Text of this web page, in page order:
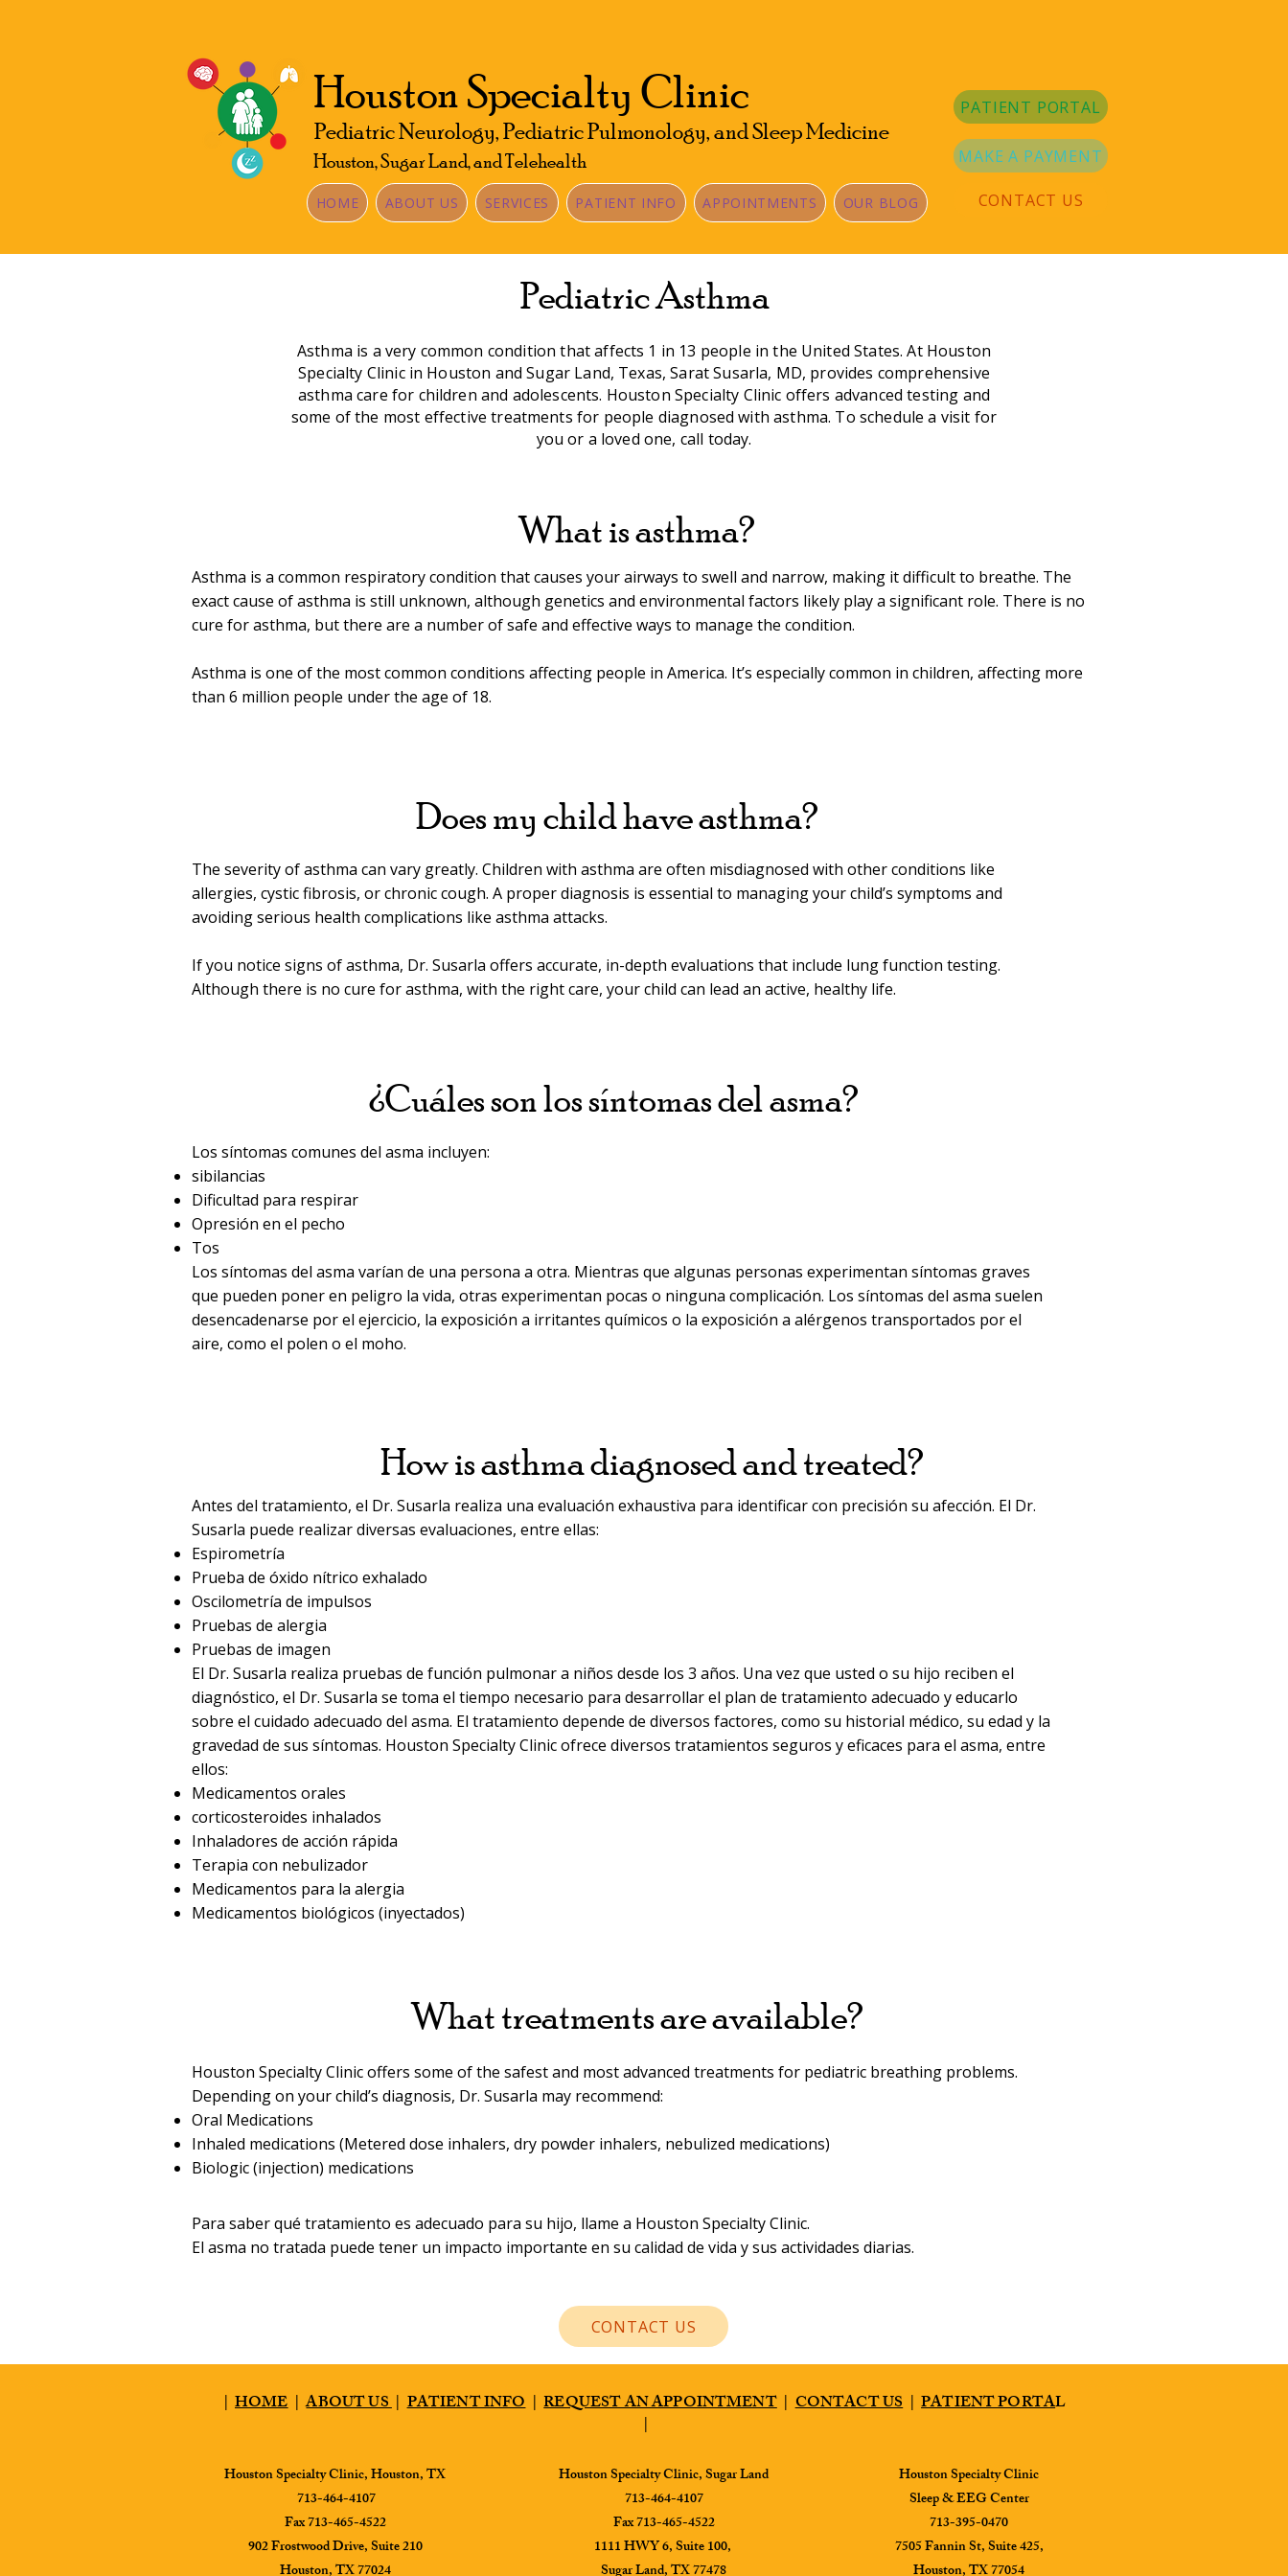
Houston Specialty Clinic
Pediatric Neurology, Pediatric Pulmonology, and Sleep Medicine
Houston, Sugar Land, and Telehealth
HOME ABOUT US SERVICES PATIENT INFO APPOINTMENTS OUR BLOG
PATIENT PORTAL
MAKE A PAYMENT
CONTACT US
Pediatric Asthma
Asthma is a very common condition that affects 1 in 13 people in the United States. At Houston
Specialty Clinic in Houston and Sugar Land, Texas, Sarat Susarla, MD, provides comprehensive
asthma care for children and adolescents. Houston Specialty Clinic offers advanced testing and
some of the most effective treatments for people diagnosed with asthma. To schedule a visit for
you or a loved one, call today.
What is asthma?
Asthma is a common respiratory condition that causes your airways to swell and narrow, making it difficult to breathe. The
exact cause of asthma is still unknown, although genetics and environmental factors likely play a significant role. There is no
cure for asthma, but there are a number of safe and effective ways to manage the condition.
Asthma is one of the most common conditions affecting people in America. It’s especially common in children, affecting more
than 6 million people under the age of 18.
Does my child have asthma?
The severity of asthma can vary greatly. Children with asthma are often misdiagnosed with other conditions like
allergies, cystic fibrosis, or chronic cough. A proper diagnosis is essential to managing your child’s symptoms and
avoiding serious health complications like asthma attacks.
If you notice signs of asthma, Dr. Susarla offers accurate, in-depth evaluations that include lung function testing.
Although there is no cure for asthma, with the right care, your child can lead an active, healthy life.
¿Cuáles son los síntomas del asma?
Los síntomas comunes del asma incluyen:
sibilancias
Dificultad para respirar
Opresión en el pecho
Tos
Los síntomas del asma varían de una persona a otra. Mientras que algunas personas experimentan síntomas graves
que pueden poner en peligro la vida, otras experimentan pocas o ninguna complicación. Los síntomas del asma suelen
desencadenarse por el ejercicio, la exposición a irritantes químicos o la exposición a alérgenos transportados por el
aire, como el polen o el moho.
How is asthma diagnosed and treated?
Antes del tratamiento, el Dr. Susarla realiza una evaluación exhaustiva para identificar con precisión su afección. El Dr.
Susarla puede realizar diversas evaluaciones, entre ellas:
Espirometría
Prueba de óxido nítrico exhalado
Oscilometría de impulsos
Pruebas de alergia
Pruebas de imagen
El Dr. Susarla realiza pruebas de función pulmonar a niños desde los 3 años. Una vez que usted o su hijo reciben el
diagnóstico, el Dr. Susarla se toma el tiempo necesario para desarrollar el plan de tratamiento adecuado y educarlo
sobre el cuidado adecuado del asma. El tratamiento depende de diversos factores, como su historial médico, su edad y la
gravedad de sus síntomas. Houston Specialty Clinic ofrece diversos tratamientos seguros y eficaces para el asma, entre
ellos:
Medicamentos orales
corticosteroides inhalados
Inhaladores de acción rápida
Terapia con nebulizador
Medicamentos para la alergia
Medicamentos biológicos (inyectados)
What treatments are available?
Houston Specialty Clinic offers some of the safest and most advanced treatments for pediatric breathing problems.
Depending on your child’s diagnosis, Dr. Susarla may recommend:
Oral Medications
Inhaled medications (Metered dose inhalers, dry powder inhalers, nebulized medications)
Biologic (injection) medications
Para saber qué tratamiento es adecuado para su hijo, llame a Houston Specialty Clinic.
El asma no tratada puede tener un impacto importante en su calidad de vida y sus actividades diarias.
CONTACT US
| HOME|ABOUT US|PATIENT INFO|REQUEST AN APPOINTMENT|CONTACT US|PATIENT PORTAL
|
Houston Specialty Clinic, Houston, TX
713-464-4107
Fax 713-465-4522
902 Frostwood Drive, Suite 210
​Houston Specialty Clinic, Sugar Land
713-464-4107
Fax 713-465-4522
1111 HWY 6, Suite 100,
Houston Specialty Clinic
Sleep & EEG Center
713-395-0470
7505 Fannin St, Suite 425,